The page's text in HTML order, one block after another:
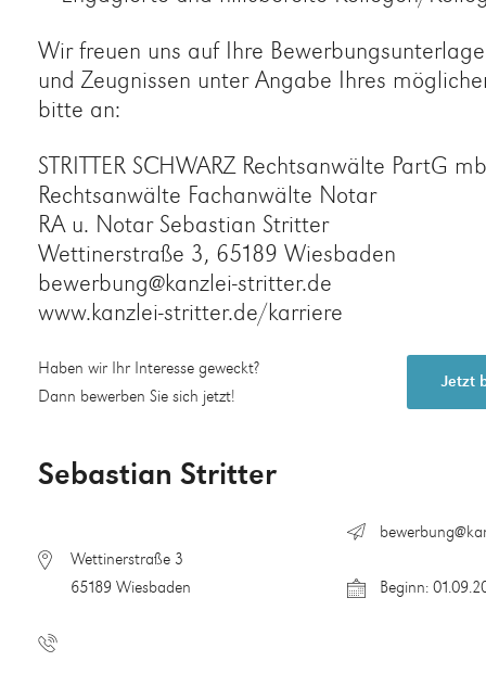
Wir freuen uns auf Ihre
und Zeugnissen unter Angabe Ihres
bitte an:
STRITTER SCHWARZ Rechtsanwälte PartG
Rechtsanwälte Fachanwälte Notar
RA u. Notar Sebastian Stritter
Wettinerstraße 3, 65189 Wiesbaden
bewerbung@kanzlei-stritter.de
www.kanzlei-stritter.de/karriere
Haben wir Ihr Interesse geweckt?
Dann bewerben Sie sich jetzt!
Jetzt
Sebastian Stritter
Wettinerstraße 3
65189 Wiesbaden
Beginn: